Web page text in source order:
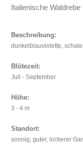
Italienische Waldrebe
Beschreibung:
dunkelblauviolette,
Blütezeit:
Juli - September
Höhe:
3 - 4 m
Standort:
sonnig; guter, lockerer